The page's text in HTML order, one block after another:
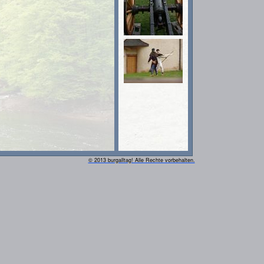
© 2013 burgalltag! Alle Rechte vorbehalten.